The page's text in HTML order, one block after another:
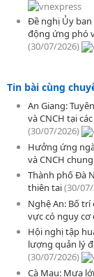
Đề nghị Ủy ban
động ứng phó
(30/07/2026)
Tin bài cùng
An Giang:
và CNCH tại
(30/07/2026)
Hưởng ứng
và CNCH
Thành phố Đà
thiên tai(30/
Nghệ An: Bố
vực có nguy cơ
Hội nghị tập
lượng quản lý
(30/07/2026)
Cà Mau: Mưa